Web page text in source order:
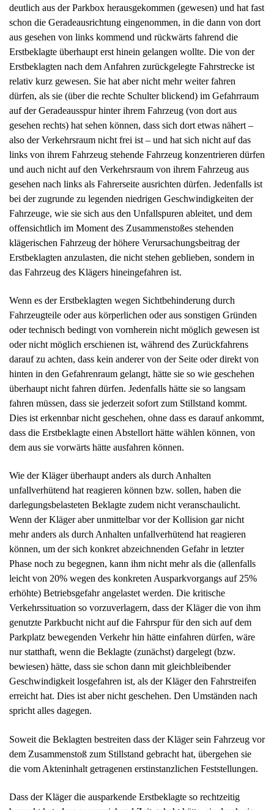
schon die Geradeausrichtung eingenommen, in die dann von dort
aus gesehen von links kommend und rückwärts fahrend die
Erstbeklagte überhaupt erst hinein gelangen wollte. Die von der
Erstbeklagten nach dem Anfahren zurückgelegte Fahrstrecke ist
relativ kurz gewesen. Sie hat aber nicht mehr weiter fahren
dürfen, als sie (über die rechte Schulter blickend) im Gefahrraum
auf der Geradeausspur hinter ihrem Fahrzeug (von dort aus
gesehen rechts) hat sehen können, dass sich dort etwas nähert –
also der Verkehrsraum nicht frei ist – und hat sich nicht auf das
links von ihrem Fahrzeug stehende Fahrzeug konzentrieren dürfen
und auch nicht auf den Verkehrsraum von ihrem Fahrzeug aus
gesehen nach links als Fahrerseite ausrichten dürfen. Jedenfalls ist
bei der zugrunde zu legenden niedrigen Geschwindigkeiten der
Fahrzeuge, wie sie sich aus den Unfallspuren ableitet, und dem
offensichtlich im Moment des Zusammenstoßes stehenden
klägerischen Fahrzeug der höhere Verursachungsbeitrag der
Erstbeklagten anzulasten, die nicht stehen geblieben, sondern in
das Fahrzeug des Klägers hineingefahren ist.
Fahrzeugteile oder aus körperlichen oder aus sonstigen Gründen
oder technisch bedingt von vornherein nicht möglich gewesen ist
oder nicht möglich erschienen ist, während des Zurückfahrens
darauf zu achten, dass kein anderer von der Seite oder direkt von
hinten in den Gefahrenraum gelangt, hätte sie so wie geschehen
überhaupt nicht fahren dürfen. Jedenfalls hätte sie so langsam
fahren müssen, dass sie jederzeit sofort zum Stillstand kommt.
Dies ist erkennbar nicht geschehen, ohne dass es darauf ankommt,
dass die Erstbeklagte einen Abstellort hätte wählen können, von
dem aus sie vorwärts hätte ausfahren können.
unfallverhütend hat reagieren können bzw. sollen, haben die
darlegungsbelasteten Beklagte zudem nicht veranschaulicht.
Wenn der Kläger aber unmittelbar vor der Kollision gar nicht
mehr anders als durch Anhalten unfallverhütend hat reagieren
können, um der sich konkret abzeichnenden Gefahr in letzter
Phase noch zu begegnen, kann ihm nicht mehr als die (allenfalls
leicht von 20% wegen des konkreten Ausparkvorgangs auf 25%
erhöhte) Betriebsgefahr angelastet werden. Die kritische
Verkehrssituation so vorzuverlagern, dass der Kläger die von ihm
genutzte Parkbucht nicht auf die Fahrspur für den sich auf dem
Parkplatz bewegenden Verkehr hin hätte einfahren dürfen, wäre
nur statthaft, wenn die Beklagte (zunächst) dargelegt (bzw.
bewiesen) hätte, dass sie schon dann mit gleichbleibender
Geschwindigkeit losgefahren ist, als der Kläger den Fahrstreifen
erreicht hat. Dies ist aber nicht geschehen. Den Umständen nach
spricht alles dagegen.
dem Zusammenstoß zum Stillstand gebracht hat, übergehen sie
die vom Akteninhalt getragenen erstinstanzlichen Feststellungen.
bemerkt hat, dass er ausreichend Zeit gehabt hätte, sie durch ein